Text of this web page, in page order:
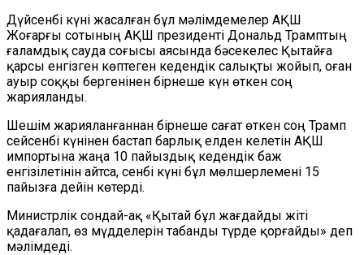
Дүйсенбі күні жасалған бұл мәлімдемелер АҚШ
Жоғарғы сотының АҚШ президенті Дональд Трамптың
ғаламдық сауда соғысы аясында бәсекелес Қытайға
қарсы енгізген көптеген кедендік салықты жойып, оған
ауыр соққы бергенінен бірнеше күн өткен соң
жарияланды.
Шешім жарияланғаннан бірнеше сағат өткен соң Трамп
сейсенбі күнінен бастап барлық елден келетін АҚШ
импортына жаңа 10 пайыздық кедендік баж
енгізілетінін айтса, сенбі күні бұл мөлшерлемені 15
пайызға дейін көтерді.
Министрлік сондай-ақ «Қытай бұл жағдайды жіті
қадағалап, өз мүдделерін табанды түрде қорғайды» деп
мәлімдеді.